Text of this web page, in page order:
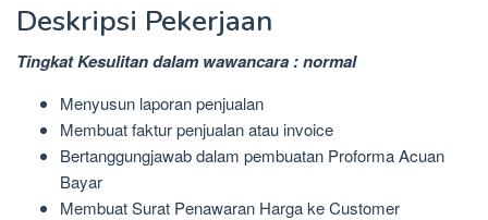
Deskripsi Pekerjaan
Tingkat Kesulitan dalam wawancara : normal
Menyusun laporan penjualan
Membuat faktur penjualan atau invoice
Bertanggungjawab dalam pembuatan Proforma Acuan
Bayar
Membuat Surat Penawaran Harga ke Customer